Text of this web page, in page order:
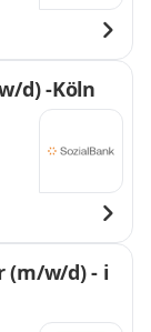
d) -Köln
(m/w/d) - i